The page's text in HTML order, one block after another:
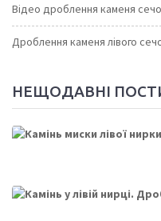
Відео дроблення каменя
Дроблення каменя лівого
НЕЩОДАВНІ